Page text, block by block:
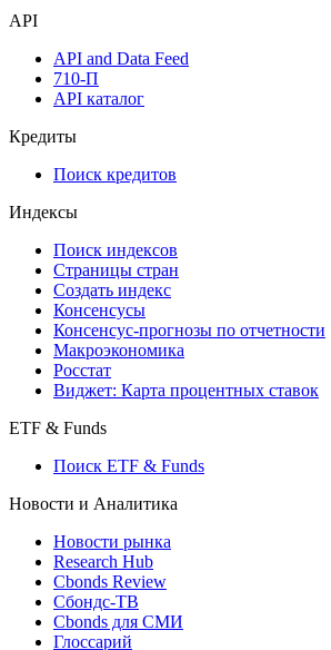
API
API and Data Feed
710-П
API каталог
Кредиты
Поиск кредитов
Индексы
Поиск индексов
Страницы стран
Создать индекс
Консенсусы
Консенсус-прогнозы по отчетности
Макроэкономика
Росстат
Виджет: Карта процентных ставок
ETF & Funds
Поиск ETF & Funds
Новости и Аналитика
Новости рынка
Research Hub
Cbonds Review
Сбондс-ТВ
Cbonds для СМИ
Глоссарий